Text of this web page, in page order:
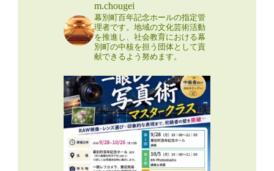
m.chougei
幕別町百年記念ホールの指定管
理者です。地域の文化芸術活動
を推進し、社会教育における幕
別町の中核を担う団体として貢
献できるよう努めます。